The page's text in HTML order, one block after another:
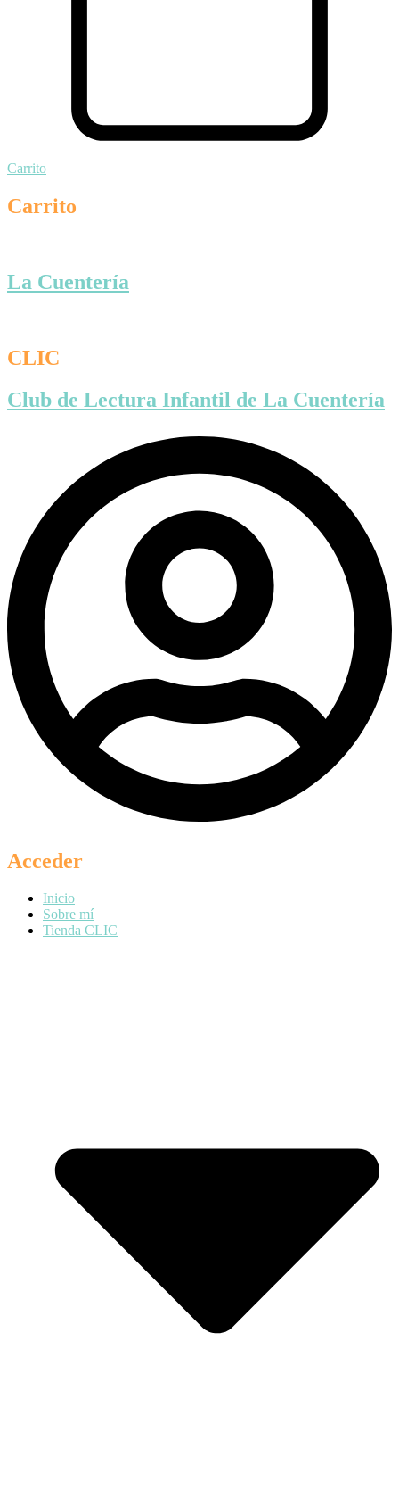
Carrito
Carrito
La Cuentería
CLIC
Club de Lectura Infantil de La Cuentería
Acceder
Inicio
Sobre mí
Tienda CLIC